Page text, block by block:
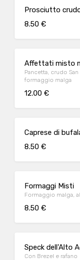
Prosciutto
8.50 €
Affettati misto
Pancetta, crudo
formaggio malga
12.00 €
Caprese di
8.50 €
Formaggi Misti
Formaggio malga,
8.50 €
Speck dell'Alto
Con Brezel e rafano